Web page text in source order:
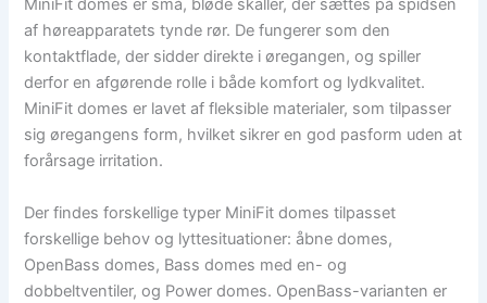
MiniFit domes er små, bløde skaller, der sættes på spidsen
af høreapparatets tynde rør. De fungerer som den
kontaktflade, der sidder direkte i øregangen, og spiller
derfor en afgørende rolle i både komfort og lydkvalitet.
MiniFit domes er lavet af fleksible materialer, som tilpasser
sig øregangens form, hvilket sikrer en god pasform uden at
forårsage irritation.
Der findes forskellige typer MiniFit domes tilpasset
forskellige behov og lyttesituationer: åbne domes,
OpenBass domes, Bass domes med en- og
dobbeltventiler, og Power domes. OpenBass-varianten er